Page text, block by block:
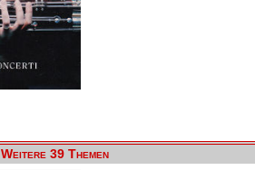
Weitere 39 Themen